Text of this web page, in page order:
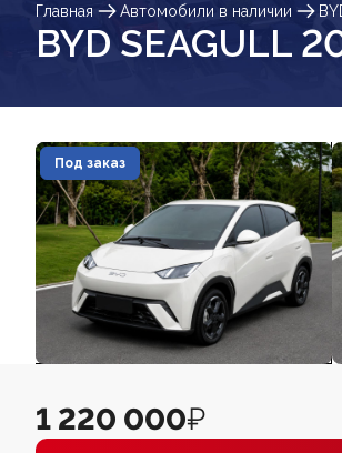
Главная Автомобили в наличии
BYD SEAGULL
Под заказ
1 220 000₽